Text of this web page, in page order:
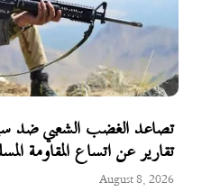
تصاعد الغضب الشعبي ضد
تقارير عن اتساع المقاومة
August 8, 2026